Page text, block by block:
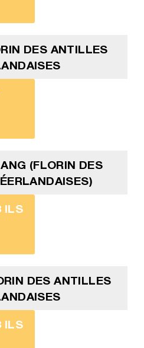
DES ANTILLES
(FLORIN DES
ILS
DES ANTILLES
ILS